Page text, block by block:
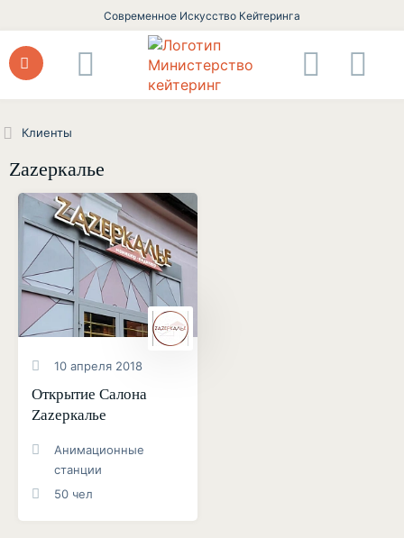
Современное Искусство Кейтеринга
Клиенты
Zаzеркалье
10 апреля 2018
Открытие Салона
Zаzеркалье
Анимационные
станции
50 чел